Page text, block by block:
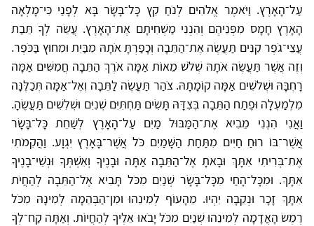
עַל־הָאָרֶץ. וַיֹּאמֶר אֱלֹהִים לְנֹחַ קֵץ כָּל־בָּשָׂר בָּא לְפָנַי כִּי־מָלְאָה
הָאָרֶץ חָמָס מִפְּנֵיהֶם וְהִנְנִי מַשְׁחִיתָם אֶת־הָאָרֶץ. עֲשֵׂה לְךָ תֵּבַת
עֲצֵי־גֹפֶר קִנִּים תַּעֲשֶׂה אֶת־הַתֵּבָה וְכָפַרְתָּ אֹתָהּ מִבַּיִת וּמִחוּץ בַּכֹּפֶר.
וְזֶה אֲשֶׁר תַּעֲשֶׂה אֹתָהּ שְׁלֹשׁ מֵאוֹת אַמָּה אֹרֶךְ הַתֵּבָה חֲמִשִּׁים אַמָּה
רָחְבָּהּ וּשְׁלֹשִׁים אַמָּה קוֹמָתָהּ. צֹהַר תַּעֲשֶׂה לַתֵּבָה וְאֶל־אַמָּה תְּכַלֶּנָּה
מִלְמַעְלָה וּפֶתַח הַתֵּבָה בְּצִדָּהּ תָּשִׂים תַּחְתִּיִּם שְׁנִיִּם וּשְׁלִשִׁים תַּעֲשֶׂהָ.
וַאֲנִי הִנְנִי מֵבִיא אֶת־הַמַּבּוּל מַיִם עַל־הָאָרֶץ לְשַׁחֵת כָּל־בָּשָׂר
אֲשֶׁר־בּוֹ רוּחַ חַיִּים מִתַּחַת הַשָּׁמַיִם כֹּל אֲשֶׁר־בָּאָרֶץ יִגְוָע. וַהֲקִמֹתִי
אֶת־בְּרִיתִי אִתָּךְ וּבָאתָ אֶל־הַתֵּבָה אַתָּה וּבָנֶיךָ וְאִשְׁתְּךָ וּנְשֵׁי־בָנֶיךָ
אִתָּךְ. וּמִכָּל־הָחַי מִכָּל־בָּשָׂר שְׁנַיִם מִכֹּל תָּבִיא אֶל־הַתֵּבָה לְהַחֲיֹת
אִתָּךְ זָכָר וּנְקֵבָה יִהְיוּ. מֵהָעוֹף לְמִינֵהוּ וּמִן־הַבְּהֵמָה לְמִינָהּ מִכֹּל
רֶמֶשׂ הָאֲדָמָה לְמִינֵהוּ שְׁנַיִם מִכֹּל יָבֹאוּ אֵלֶיךָ לְהַחֲיוֹת. וְאַתָּה קַח־לְךָ